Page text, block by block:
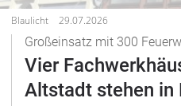
Blaulicht 29.07.2026
Großeinsatz mit 300
Vier
Altstadt stehen in